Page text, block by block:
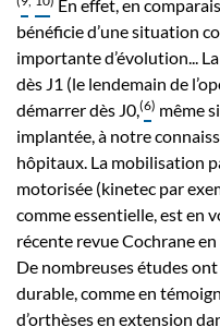
En effet, en
bénéficie d’une situation
importante d’évolution...
dès J1 (le lendemain de
démarrer dès J0, (6) même
implantée, à notre
hôpitaux. La mobilisation
motorisée (kinetec par
comme essentielle, est en
récente revue Cochrane
De nombreuses études
durable, comme en
d’orthèses en extension